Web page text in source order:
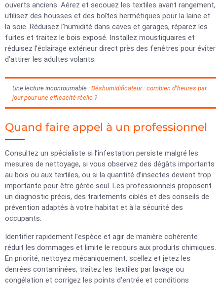
ouverts anciens. Aérez et secouez les textiles avant rangement,
utilisez des housses et des boîtes hermétiques pour la laine et
la soie. Réduisez l’humidité dans caves et garages, réparez les
fuites et traitez le bois exposé. Installez moustiquaires et
réduisez l’éclairage extérieur direct près des fenêtres pour éviter
d’attirer les adultes volants.
Une lecture incontournable : Déshumidificateur : combien d’heures par
jour pour une efficacité réelle ?
Quand faire appel à un professionnel
Consultez un spécialiste si l’infestation persiste malgré les
mesures de nettoyage, si vous observez des dégâts importants
au bois ou aux textiles, ou si la quantité d’insectes devient trop
importante pour être gérée seul. Les professionnels proposent
un diagnostic précis, des traitements ciblés et des conseils de
prévention adaptés à votre habitat et à la sécurité des
occupants.
Identifier rapidement l’espèce et agir de manière cohérente
réduit les dommages et limite le recours aux produits chimiques.
En priorité, nettoyez mécaniquement, scellez et jetez les
denrées contaminées, traitez les textiles par lavage ou
congélation et corrigez les points d’entrée et conditions